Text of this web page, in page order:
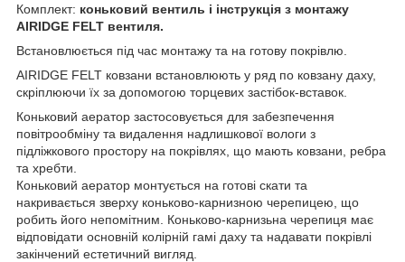
Комплект: коньковий вентиль і інструкція з монтажу
AIRIDGE FELT вентиля.
Встановлюється під час монтажу та на готову покрівлю.
AIRIDGE FELT ковзани встановлюють у ряд по ковзану даху,
скріплюючи їх за допомогою торцевих застібок-вставок.
Коньковий аератор застосовується для забезпечення
повітрообміну та видалення надлишкової вологи з
підліжкового простору на покрівлях, що мають ковзани, ребра
та хребти.
Коньковий аератор монтується на готові скати та
накривається зверху коньково-карнизною черепицею, що
робить його непомітним. Коньково-карнизьна черепиця має
відповідати основній колірній гамі даху та надавати покрівлі
закінчений естетичний вигляд.